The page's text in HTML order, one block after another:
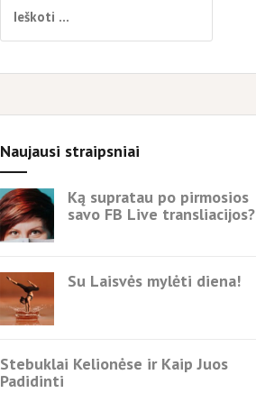
Naujausi straipsniai
Ką supratau po pirmosios
savo FB Live transliacijos?
Su Laisvės mylėti diena!
Stebuklai Kelionėse ir Kaip Juos
Padidinti